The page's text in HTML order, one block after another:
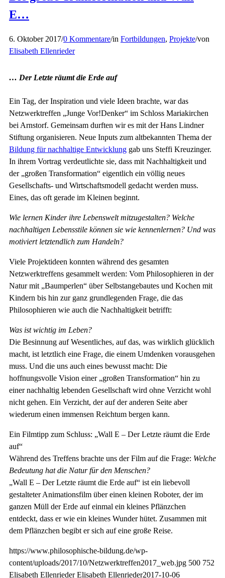
E…
6. Oktober 2017/0 Kommentare/in Fortbildungen, Projekte/von
Elisabeth Ellenrieder
… Der Letzte räumt die Erde auf
Ein Tag, der Inspiration und viele Ideen brachte, war das
Netzwerktreffen „Junge Vor!Denker“ im Schloss Mariakirchen
bei Arnstorf. Gemeinsam durften wir es mit der Hans Lindner
Stiftung organisieren. Neue Inputs zum altbekannten Thema der
Bildung für nachhaltige Entwicklung gab uns Steffi Kreuzinger.
In ihrem Vortrag verdeutlichte sie, dass mit Nachhaltigkeit und
der „großen Transformation“ eigentlich ein völlig neues
Gesellschafts- und Wirtschaftsmodell gedacht werden muss.
Eines, das oft gerade im Kleinen beginnt.
Wie lernen Kinder ihre Lebenswelt mitzugestalten? Welche
nachhaltigen Lebensstile können sie wie kennenlernen? Und was
motiviert letztendlich zum Handeln?
Viele Projektideen konnten während des gesamten
Netzwerktreffens gesammelt werden: Vom Philosophieren in der
Natur mit „Baumperlen“ über Selbstangebautes und Kochen mit
Kindern bis hin zur ganz grundlegenden Frage, die das
Philosophieren wie auch die Nachhaltigkeit betrifft:
Was ist wichtig im Leben?
Die Besinnung auf Wesentliches, auf das, was wirklich glücklich
macht, ist letztlich eine Frage, die einem Umdenken vorausgehen
muss. Und die uns auch eines bewusst macht: Die
hoffnungsvolle Vision einer „großen Transformation“ hin zu
einer nachhaltig lebenden Gesellschaft wird ohne Verzicht wohl
nicht gehen. Ein Verzicht, der auf der anderen Seite aber
wiederum einen immensen Reichtum bergen kann.
Ein Filmtipp zum Schluss: „Wall E – Der Letzte räumt die Erde
auf“
Während des Treffens brachte uns der Film auf die Frage: Welche
Bedeutung hat die Natur für den Menschen?
„Wall E – Der Letzte räumt die Erde auf“ ist ein liebevoll
gestalteter Animationsfilm über einen kleinen Roboter, der im
ganzen Müll der Erde auf einmal ein kleines Pflänzchen
entdeckt, dass er wie ein kleines Wunder hütet. Zusammen mit
dem Pflänzchen begibt er sich auf eine große Reise.
https://www.philosophische-bildung.de/wp-
content/uploads/2017/10/Netzwerktreffen2017_web.jpg 500 752
Elisabeth Ellenrieder Elisabeth Ellenrieder2017-10-06